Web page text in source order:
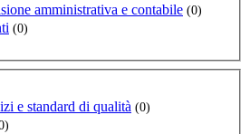
amministrativa e contabile (0)
(0)
e standard di qualità (0)